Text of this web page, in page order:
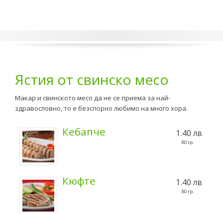
Ястия от свинско месо
Макар и свинското месо да не се приема за най-
здравословно, то е безспорно любимо на много хора.
Кебапче 1.40 лв
80 гр.
Кюфте 1.40 лв
80 гр.